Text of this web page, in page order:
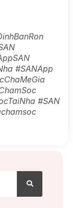
#SANApp
#SAN
Tìm